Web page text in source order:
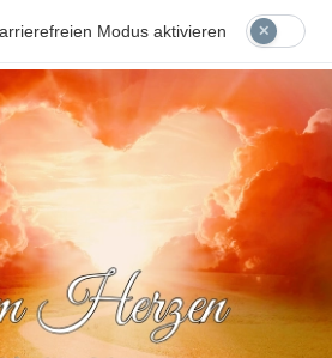
Modus aktivieren